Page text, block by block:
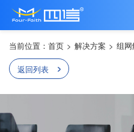
当前位置： 首页 > 解决方案 > 组
返回列表